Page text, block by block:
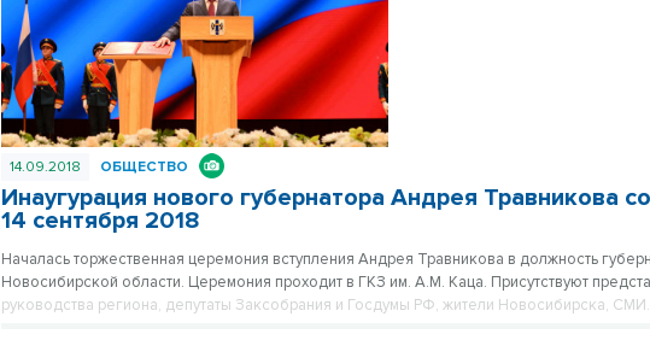
14.09.2018 ОБЩЕСТВО
Инаугурация нового губернатора Андрея Травникова
14 сентября 2018
Началась торжественная церемония вступления Андрея Травникова в должность
Новосибирской области. Церемония проходит в ГКЗ им. А.М. Каца. Присутствуют
руководства региона, депутаты Заксобрания и Госдумы РФ, жители Новосибирска,